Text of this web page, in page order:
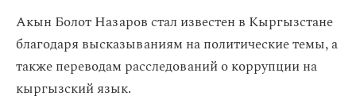
Акын Болот Назаров стал известен в Кыргызстане
благодаря высказываниям на политические темы, а
также переводам расследований о коррупции на
кыргызский язык.